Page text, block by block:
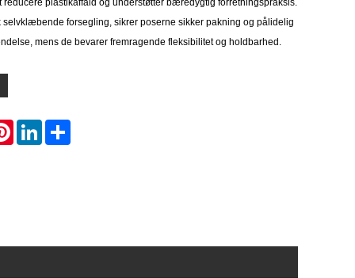
plastikaffald og understøtter bæredygtig forretningspraksis.
forsegling, sikrer poserne sikker pakning og pålidelig
mens de bevarer fremragende fleksibilitet og holdbarhed.
PinterestLinkedIn